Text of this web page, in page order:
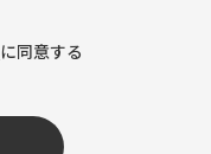
に同意する